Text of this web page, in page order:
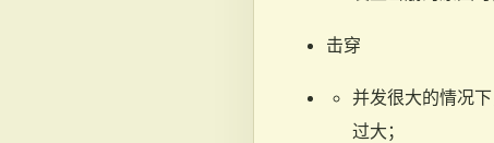
击穿
并发很大的情况
过大；